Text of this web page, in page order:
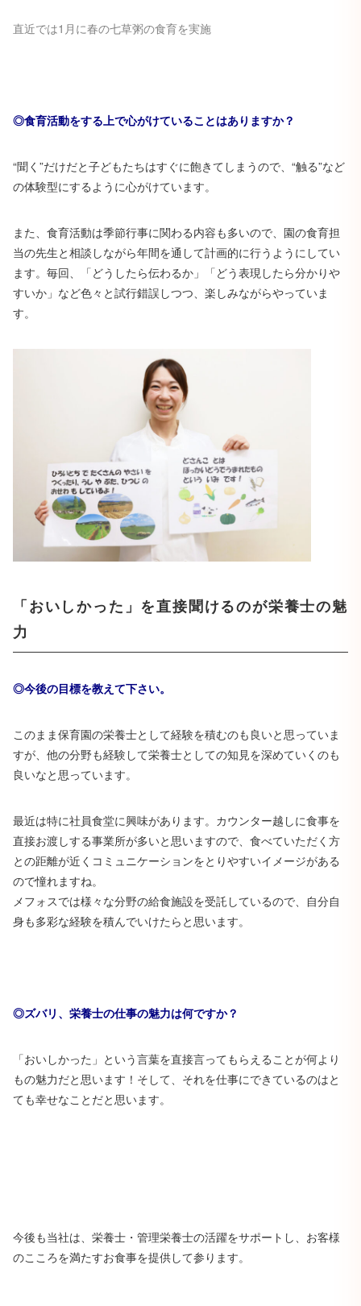
直近では1月に春の七草粥の食育を実施
◎食育活動をする上で心がけていることはありますか？
“聞く”だけだと子どもたちはすぐに飽きてしまうので、“触る”など
の体験型にするように心がけています。
また、食育活動は季節行事に関わる内容も多いので、園の食育担
当の先生と相談しながら年間を通して計画的に行うようにしてい
ます。毎回、「どうしたら伝わるか」「どう表現したら分かりや
すいか」など色々と試行錯誤しつつ、楽しみながらやっていま
す。
「おいしかった」を直接聞けるのが栄養士の魅
力
◎今後の目標を教えて下さい。
このまま保育園の栄養士として経験を積むのも良いと思っていま
すが、他の分野も経験して栄養士としての知見を深めていくのも
良いなと思っています。
最近は特に社員食堂に興味があります。カウンター越しに食事を
直接お渡しする事業所が多いと思いますので、食べていただく方
との距離が近くコミュニケーションをとりやすいイメージがある
ので憧れますね。
メフォスでは様々な分野の給食施設を受託しているので、自分自
身も多彩な経験を積んでいけたらと思います。
◎ズバリ、栄養士の仕事の魅力は何ですか？
「おいしかった」という言葉を直接言ってもらえることが何より
もの魅力だと思います！そして、それを仕事にできているのはと
ても幸せなことだと思います。
今後も当社は、栄養士・管理栄養士の活躍をサポートし、お客様
のこころを満たすお食事を提供して参ります。